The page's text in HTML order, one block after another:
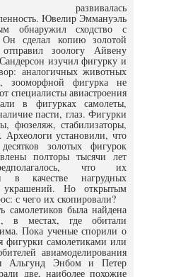
развивалась
Ювелир Эммануэль
обнаружил сходство с
Он сделал копию золотой
зоологу Айвену
изучил фигурку и
аналогичных животных
зооморфной фигурка не
специалисты авиастроения
в фигурках самолеты,
пасти, глаз. Фигурки
фюзеляж, стабилизаторы,
Археологи установили, что
золотых фигурок
полторы тысячи лет
что их
в качестве нагрудных
Но открытым
с чего их скопировали?
самолетиков была найдена
в местах, где обитали
Пока ученые спорили о
фигурки самолетиками или
авиамоделирования
Альгунд Энбом и Петер
две, наиболее похожие